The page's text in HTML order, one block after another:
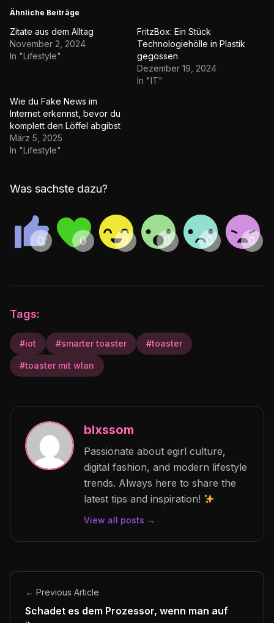
Ähnliche Beiträge
Zitate aus dem Alltag
November 2, 2024
In "Lifestyle"
FritzBox: Ein Stück
Technologiehölle in Plastik
gegossen
Dezember 19, 2024
In "IT"
Wie du Fake News im
Internet erkennst, bevor du
komplett den Löffel abgibst
März 5, 2025
In "Lifestyle"
Was sachste dazu?
Tags:
#iot #smarter toaster #toaster
#toaster mit wlan
blxssom
Passionate about egirl culture,
digital fashion, and modern lifestyle
trends. Always here to share the
latest tips and inspiration!
View all posts →
← Previous Article
Schadet es dem Prozessor, wenn man auf